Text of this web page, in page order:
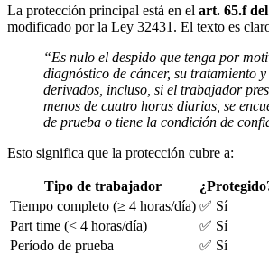
La protección principal está en el art. 65.f
modificado por la Ley 32431. El texto es
“Es nulo el despido que tenga por
diagnóstico de cáncer, su tratamiento y
derivados, incluso, si el trabajador
menos de cuatro horas diarias, se
de prueba o tiene la condición de
Esto significa que la protección cubre a:
Tipo de trabajador
Tiempo completo (≥ 4 horas/día) ✅ Sí
Part time (< 4 horas/día)
✅ Sí
Período de prueba
✅ Sí